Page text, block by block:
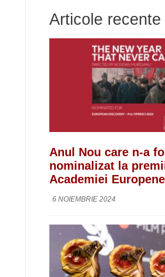
Articole recente
Anul Nou care n-a
nominalizat la
Academiei
6 NOIEMBRIE 2024